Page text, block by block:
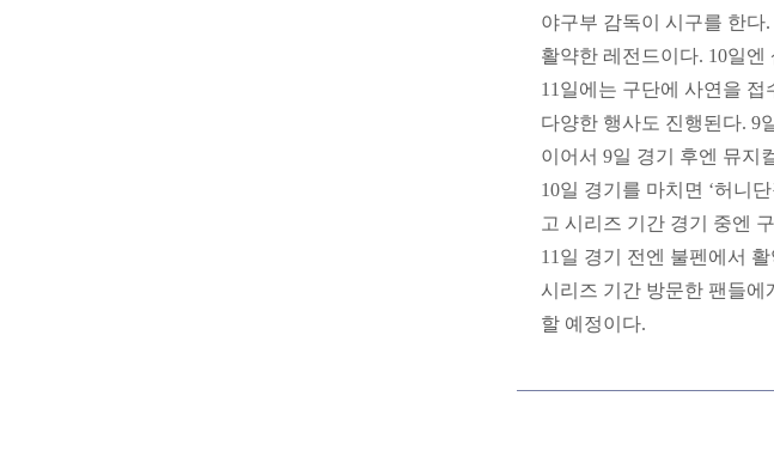
야구부 감독이 시구를 한다
활약한 레전드이다. 10일엔
11일에는 구단에 사연을
다양한 행사도 진행된다. 9
이어서 9일 경기 후엔 뮤지
10일 경기를 마치면 ‘허니
고 시리즈 기간 경기 중엔
11일 경기 전엔 불펜에서
시리즈 기간 방문한 팬들에
할 예정이다.